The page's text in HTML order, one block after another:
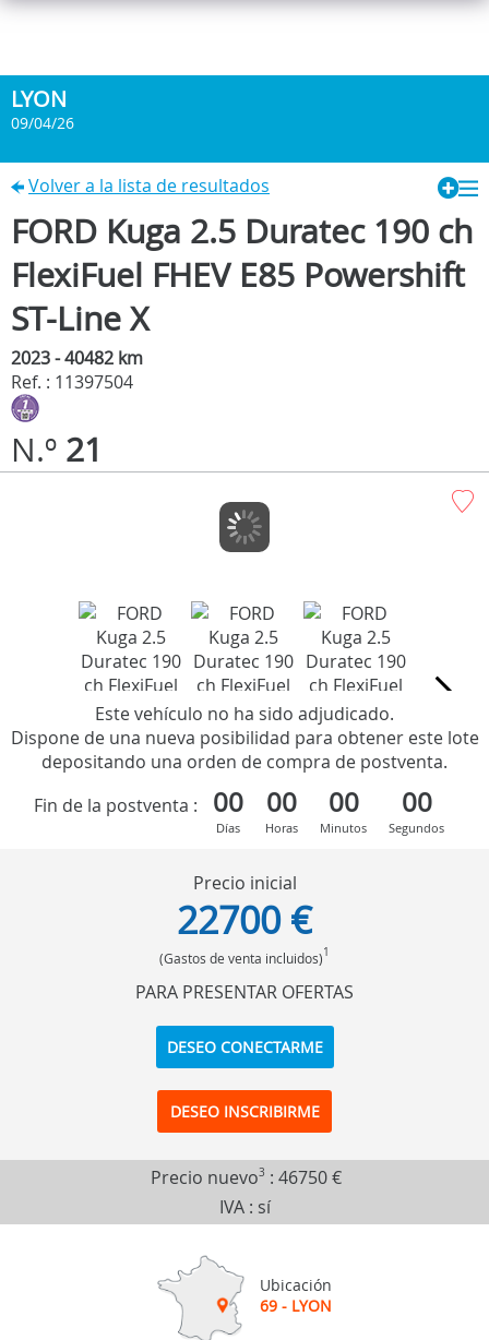
LYON
09/04/26
Volver a la lista de resultados
FORD Kuga 2.5 Duratec 190 ch
FlexiFuel FHEV E85 Powershift
ST-Line X
2023 - 40482 km
Ref. : 11397504
N.º 21
Este vehículo no ha sido adjudicado.
Dispone de una nueva posibilidad para obtener este lote
depositando una orden de compra de postventa.
Fin de la postventa :
00
Días
00
Horas
00
Minutos
00
Segundos
Precio inicial
22700 €
(Gastos de venta incluidos)1
PARA PRESENTAR OFERTAS
DESEO CONECTARME
DESEO INSCRIBIRME
Precio nuevo3 : 46750 €
IVA : sí
Ubicación
69 - LYON